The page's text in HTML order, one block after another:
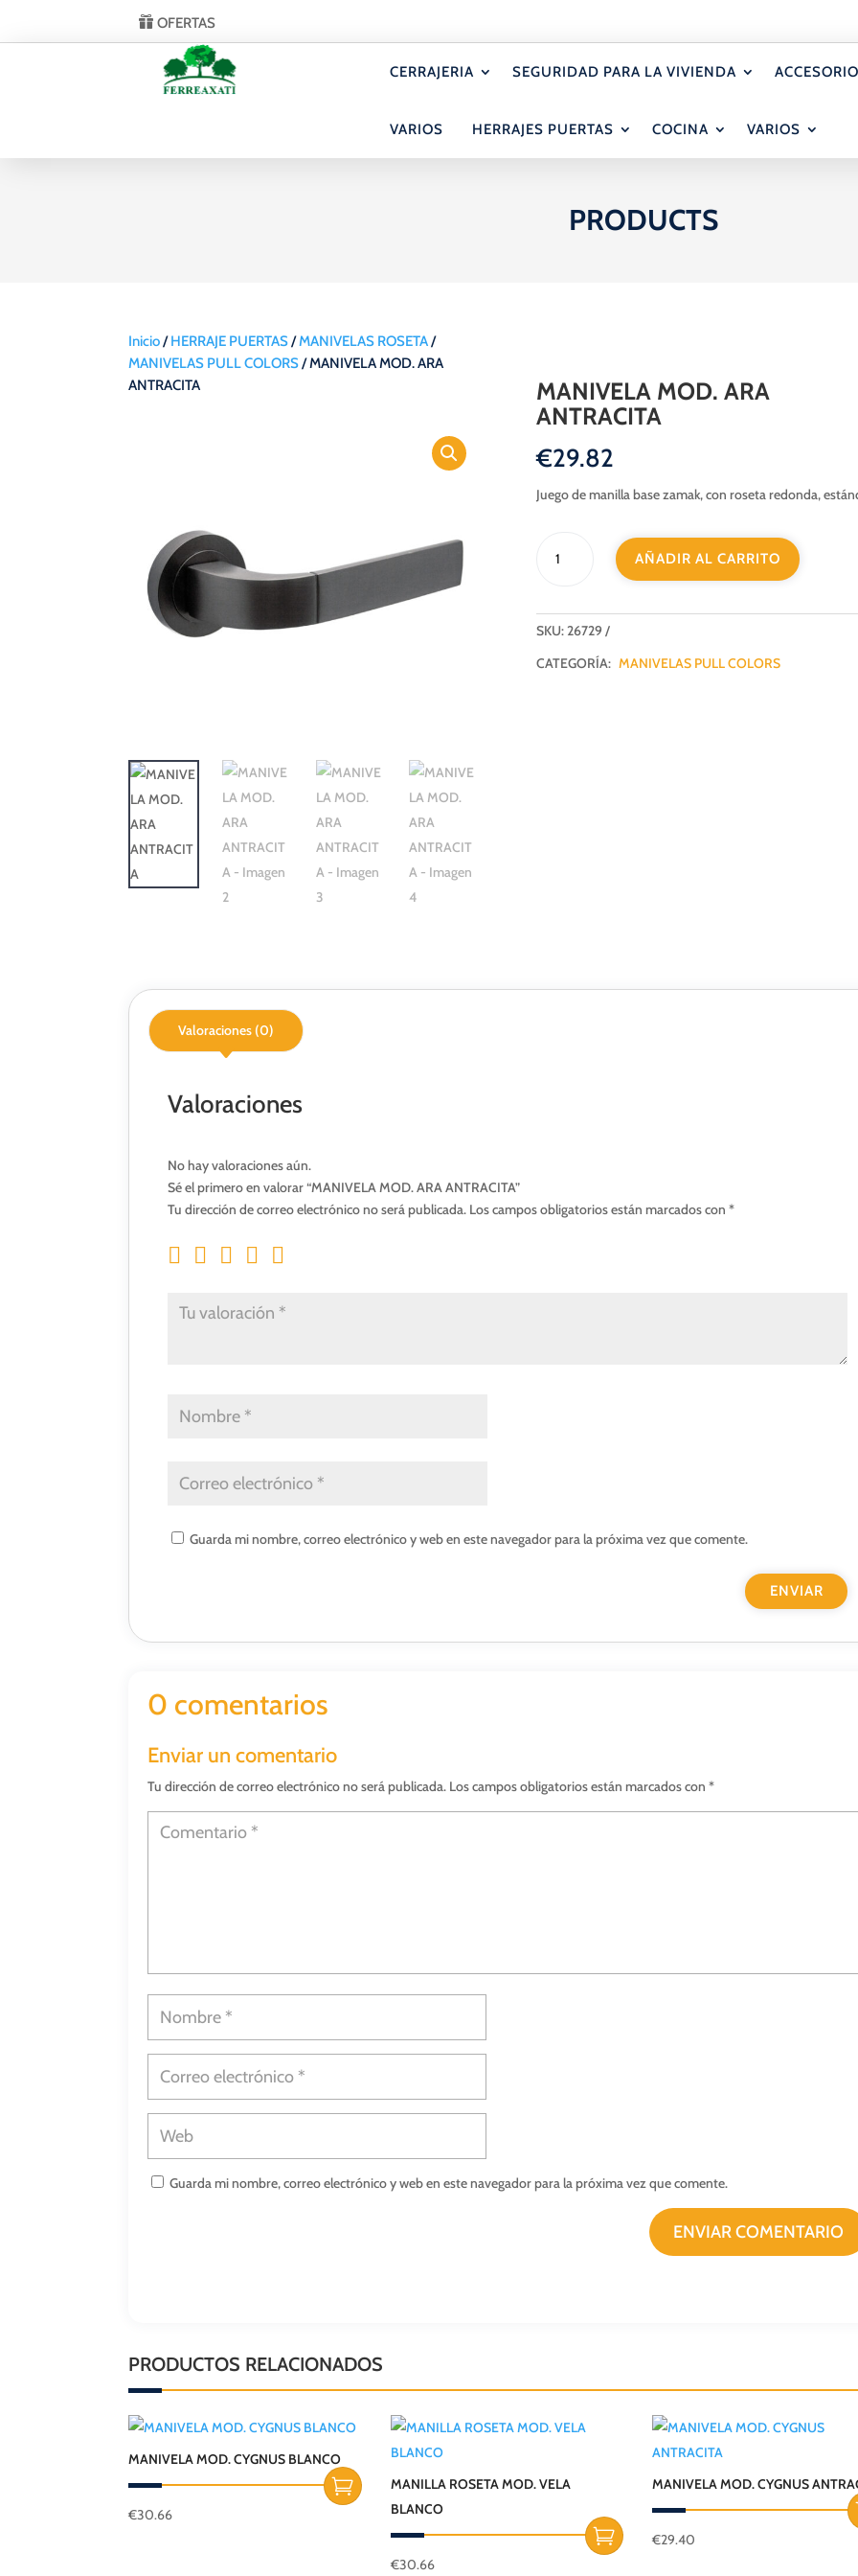
OFERTAS
CERRAJERIA SEGURIDAD PARA LA VIVIENDA
VARIOS HERRAJES PUERTAS COCINA VARIOS
PRODUCTS
Inicio/HERRAJE PUERTAS/MANIVELAS ROSETA/
MANIVELAS PULL COLORS/ MANIVELA MOD. ARA
ANTRACITA
MANIVELA MOD. ARA
ANTRACITA
€29.82
Juego de manilla base zamak, con roseta redonda,
MOD.
cantidad
AÑADIR AL CARRITO
SKU:26729
CATEGORÍA: MANIVELAS PULL COLORS
Valoraciones (0)
Valoraciones
No hay valoraciones aún.
Sé el primero en valorar “MANIVELA MOD. ARA ANTRACITA”
Tu dirección de correo electrónico no será publicada. Los campos obligatorios están marcados con*
Guarda mi nombre, correo electrónico y web en este navegador para la próxima vez que comente.
0 comentarios
Enviar un comentario
Tu dirección de correo electrónico no será publicada. Los campos obligatorios están marcados con*
Guarda mi nombre, correo electrónico y web en este navegador para la próxima vez que comente.
ENVIAR COMENTARIO
PRODUCTOS RELACIONADOS
MANIVELA MOD. CYGNUS BLANCO
€30.66
MANILLA ROSETA MOD. VELA
BLANCO
€30.66
MANIVELA MOD. CYGNUS
€29.40